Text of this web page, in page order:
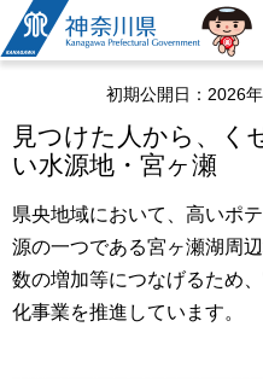
神奈川県
初期公開日：2026
見つけた人から、く
い水源地・宮ヶ瀬
県央地域において、高いポ
源の一つである宮ヶ瀬湖周
数の増加等につなげるため
化事業を推進しています。